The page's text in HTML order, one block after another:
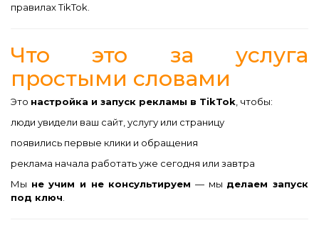
правилах TikTok.
Что это за услуга
простыми словами
Это настройка и запуск рекламы в TikTok, чтобы:
люди увидели ваш сайт, услугу или страницу
появились первые клики и обращения
реклама начала работать уже сегодня или завтра
Мы не учим и не консультируем — мы делаем запуск
под ключ.